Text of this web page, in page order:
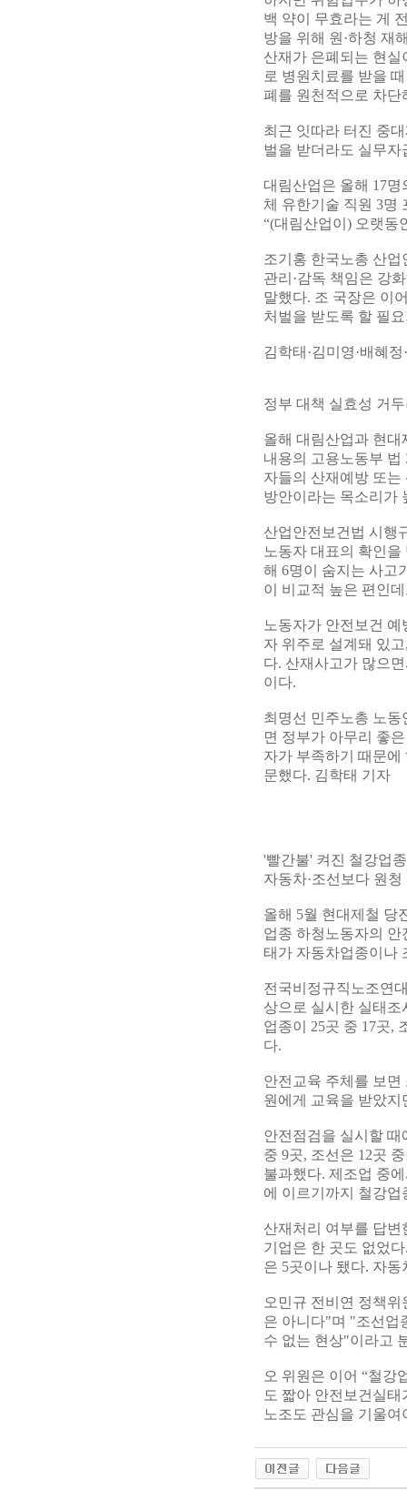
백 약이 무효라는 게
방을 위해 원·하청 재
산재가 은폐되는 현
로 병원치료를 받을
폐를 원천적으로 차단
최근 잇따라 터진 중
벌을 받더라도 실무
대림산업은 올해 17
체 유한기술 직원 3명
“(대림산업이) 오랫동
조기홍 한국노총 산
관리·감독 책임은 강
말했다. 조 국장은 이
처벌을 받도록 할 필
김학태·김미영·배혜
정부 대책 실효성 거
올해 대림산업과 현
내용의 고용노동부
자들의 산재예방 또
방안이라는 목소리가
산업안전보건법 시행
노동자 대표의 확인
해 6명이 숨지는 사고
이 비교적 높은 편인
노동자가 안전보건
자 위주로 설계돼 있
다. 산재사고가 많으
이다.
최명선 민주노총 노
면 정부가 아무리 좋
자가 부족하기 때문
문했다. 김학태 기자
'빨간불' 켜진 철강업
자동차·조선보다 원
올해 5월 현대제철 당
업종 하청노동자의
태가 자동차업종이나
전국비정규직노조연
상으로 실시한 실태조
업종이 25곳 중 17곳,
다.
안전교육 주체를 보
원에게 교육을 받았
안전점검을 실시할 때
중 9곳, 조선은 12곳
불과했다. 제조업 중
에 이르기까지 철강
산재처리 여부를 답
기업은 한 곳도 없었
은 5곳이나 됐다. 자동
오민규 전비연 정책
은 아니다"며 "조선업
수 없는 현상"이라고
오 위원은 이어 “철강
도 짧아 안전보건실
노조도 관심을 기울여